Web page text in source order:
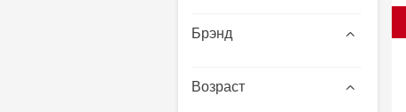
Брэнд
Возраст